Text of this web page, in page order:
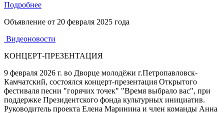
Подробнее
Объявление от 20 февраля 2025 года
Видеоновости
КОНЦЕРТ-ПРЕЗЕНТАЦИЯ
9 февраля 2026 г. во Дворце молодёжи г.Петропавловск-
Камчатский, состоялся концерт-презентация Открытого
фестиваля песни "горячих точек" "Время выбрало вас", при
поддержке Президентского фонда культурных инициатив.
Руководитель проекта Елена Маринина и член команды Анна